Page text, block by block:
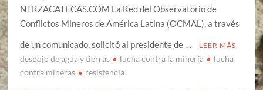
NTRZACATECAS.COM La Red del Observatorio de
Conflictos Mineros de América Latina (OCMAL), a través
de un comunicado, solicitó al presidente de …
LEER MÁS
despojo de agua y tierras lucha contra la minería
lucha
contra mineras
resistencia